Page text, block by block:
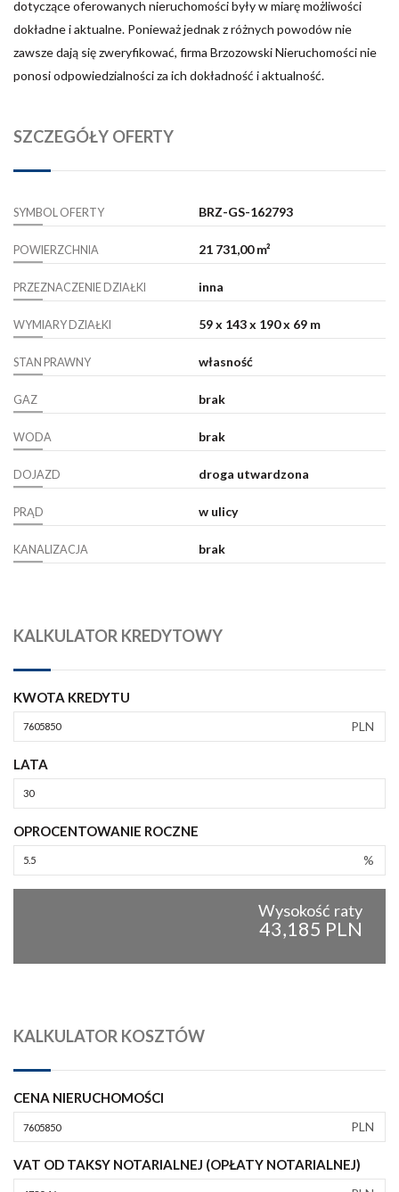
dotyczące oferowanych nieruchomości były w miarę możliwości
dokładne i aktualne. Ponieważ jednak z różnych powodów nie
zawsze dają się zweryfikować, firma Brzozowski Nieruchomości nie
ponosi odpowiedzialności za ich dokładność i aktualność.
SZCZEGÓŁY OFERTY
SYMBOL OFERTY BRZ-GS-162793
POWIERZCHNIA 21 731,00 m²
PRZEZNACZENIE DZIAŁKI inna
WYMIARY DZIAŁKI 59 x 143 x 190 x 69 m
STAN PRAWNY własność
GAZ brak
WODA brak
DOJAZD droga utwardzona
PRĄD w ulicy
KANALIZACJA brak
KALKULATOR KREDYTOWY
KWOTA KREDYTU
PLN
LATA
OPROCENTOWANIE ROCZNE
%
Wysokość raty
43,185 PLN
KALKULATOR KOSZTÓW
CENA NIERUCHOMOŚCI
PLN
VAT OD TAKSY NOTARIALNEJ (OPŁATY NOTARIALNEJ)